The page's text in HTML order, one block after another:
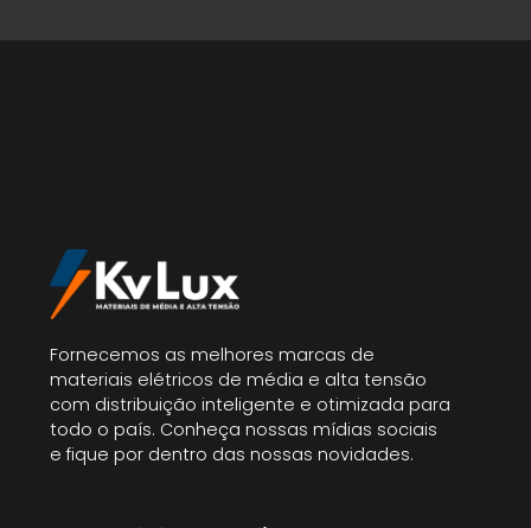
Fornecemos as melhores marcas de
materiais elétricos de média e alta tensão
com distribuição inteligente e otimizada para
todo o país. Conheça nossas mídias sociais
e fique por dentro das nossas novidades.